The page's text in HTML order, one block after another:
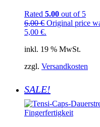
Rated 5.00 out of 5
6,00€ Original price
5,00 €.
inkl. 19 % MwSt.
zzgl. Versandkosten
SALE!